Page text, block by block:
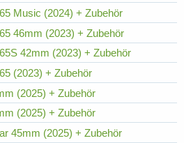
Music (2024) + Zubehör
46mm (2023) + Zubehör
42mm (2023) + Zubehör
(2023) + Zubehör
(2025) + Zubehör
(2025) + Zubehör
45mm (2025) + Zubehör